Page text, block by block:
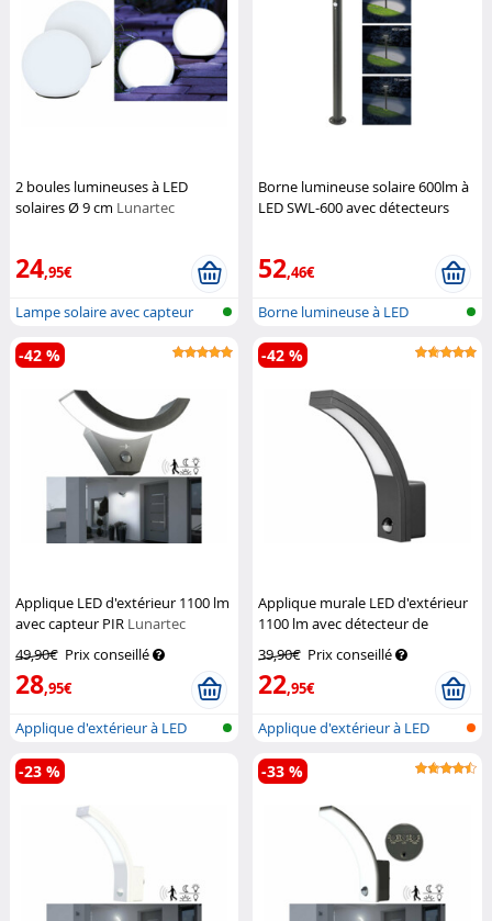
2 boules lumineuses à LED
solaires Ø 9 cm Lunartec
24,95€
Lampe solaire avec capteur
crépuscu...
Borne lumineuse solaire 600lm à
LED SWL-600 avec détecteurs
52,46€
Borne lumineuse à LED
premium avec...
Applique LED d'extérieur 1100 lm
avec capteur PIR Lunartec
49,90€ Prix conseillé
28,95€
-42 %
Applique d'extérieur à LED
avec dét...
Applique murale LED d'extérieur
1100 lm avec détecteur de
Lunartec
39,90€ Prix conseillé
22,95€
-42 %
Applique d'extérieur à LED
avec dét...
-23 % -33 %